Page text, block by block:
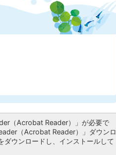
（Acrobat Reader）」が必要で
（Acrobat Reader）」ダウンロ
ダウンロードし、インストールして